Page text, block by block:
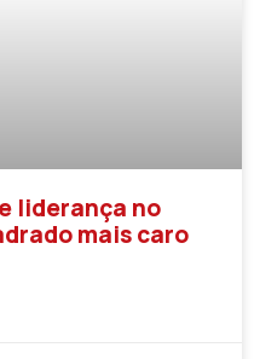
liderança no
mais caro